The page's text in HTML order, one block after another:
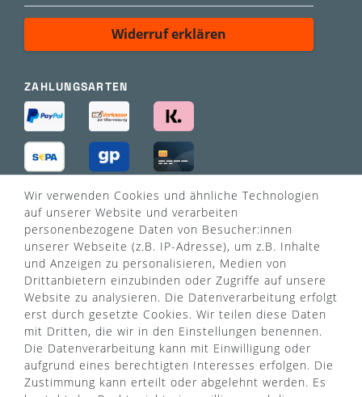
Widerruf erklären
ZAHLUNGSARTEN
VERSANDART
Wir verwenden Cookies und ähnliche Technologien
auf unserer Website und verarbeiten
personenbezogene Daten von Besucher:innen
unserer Webseite (z.B. IP-Adresse), um z.B. Inhalte
und Anzeigen zu personalisieren, Medien von
Drittanbietern einzubinden oder Zugriffe auf unsere
Website zu analysieren. Die Datenverarbeitung erfolgt
erst durch gesetzte Cookies. Wir teilen diese Daten
mit Dritten, die wir in den Einstellungen benennen.
Die Datenverarbeitung kann mit Einwilligung oder
aufgrund eines berechtigten Interesses erfolgen. Die
Zustimmung kann erteilt oder abgelehnt werden. Es